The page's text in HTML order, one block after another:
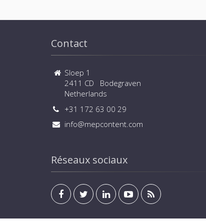
Contact
Sloep 1
2411 CD Bodegraven
Netherlands
+31 172 63 00 29
info@mepcontent.com
Réseaux sociaux